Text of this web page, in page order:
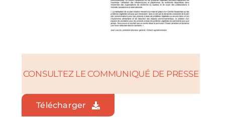
CONSULTEZ LE COMMUNIQUÉ DE PRESSE
Télécharger